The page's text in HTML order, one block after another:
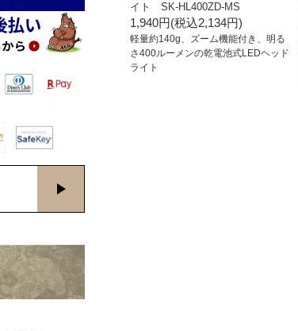
イト SK-HL400ZD-MS
1,940円(税込2,134円)
軽量約140g、ズーム機能付き、明る
さ400ルーメンの乾電池式LEDヘッド
ライト